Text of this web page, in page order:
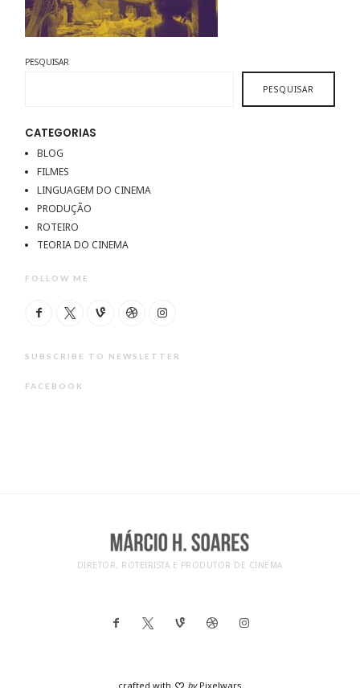
PESQUISAR
PESQUISAR
CATEGORIAS
BLOG
FILMES
LINGUAGEM DO CINEMA
PRODUÇÃO
ROTEIRO
TEORIA DO CINEMA
FOLLOW ME
SUBSCRIBE TO NEWSLETTER
FACEBOOK
DIRETOR, ROTEIRISTA E PRODUTOR DE CINEMA
crafted with byPixelwars